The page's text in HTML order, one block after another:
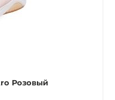
Розовый